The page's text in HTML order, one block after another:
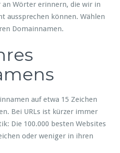
an Wörter erinnern, die wir in
aussprechen können. Wählen
Domainnamen.
auf etwa 15 Zeichen
Bei URLs ist kürzer immer
Die 100.000 besten Websites
oder weniger in ihren